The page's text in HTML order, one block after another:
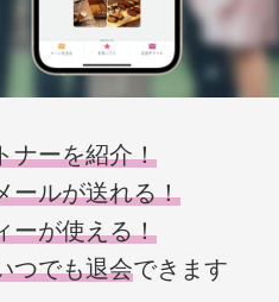
ナーを紹介！
ールが送れる！
ーが使える！
つでも退会できます